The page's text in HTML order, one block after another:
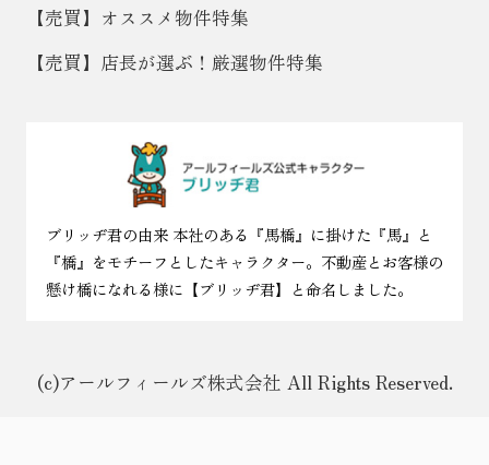
【売買】オススメ物件特集
【売買】店長が選ぶ！厳選物件特集
ブリッヂ君の由来 本社のある『馬橋』に掛けた『馬』と
『橋』をモチーフとしたキャラクター。不動産とお客様の
懸け橋になれる様に【ブリッヂ君】と命名しました。
(c)アールフィールズ株式会社 All Rights Reserved.